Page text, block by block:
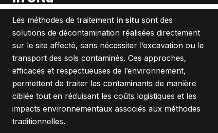
Les méthodes de traitement in situ sont des
solutions de décontamination réalisées directement
sur le site affecté, sans nécessiter l’excavation ou le
transport des sols contaminés. Ces approches,
efficaces et respectueuses de l’environnement,
permettent de traiter les contaminants de manière
ciblée tout en réduisant les coûts logistiques et les
impacts environnementaux associés aux méthodes
traditionnelles.